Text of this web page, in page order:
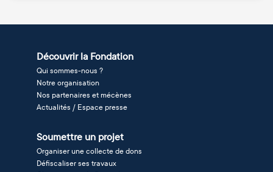
Découvrir la Fondation
Qui sommes-nous ?
Notre organisation
Nos partenaires et mécènes
Actualités / Espace presse
Soumettre un projet
Organiser une collecte de dons
Défiscaliser ses travaux